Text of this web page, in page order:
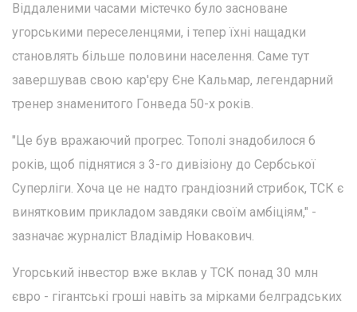
Віддаленими часами містечко було засноване
угорськими переселенцями, і тепер їхні нащадки
становлять більше половини населення. Саме тут
завершував свою кар'єру Єне Кальмар, легендарний
тренер знаменитого Гонведа 50-х років.
"Це був вражаючий прогрес. Тополі знадобилося 6
років, щоб піднятися з 3-го дивізіону до Сербської
Суперліги. Хоча це не надто грандіозний стрибок, ТСК є
винятковим прикладом завдяки своїм амбіціям," -
зазначає журналіст Владімір Новакович.
Угорський інвестор вже вклав у ТСК понад 30 млн
євро - гігантські гроші навіть за мірками белградських